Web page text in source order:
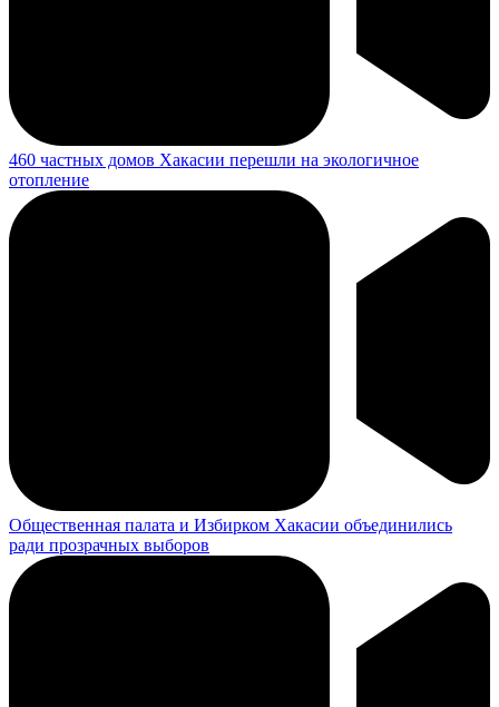
460 частных домов Хакасии перешли на экологичное
отопление
Общественная палата и Избирком Хакасии объединились
ради прозрачных выборов